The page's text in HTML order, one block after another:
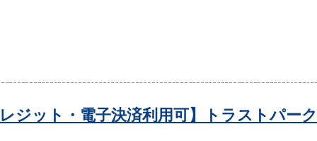
レジット・電子決済利用可】トラストパー